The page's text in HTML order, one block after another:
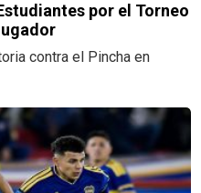
por el Torneo
contra el Pincha en